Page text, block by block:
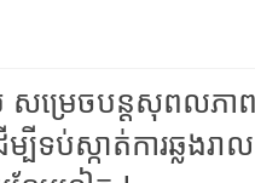
សម្រេចបន្តសុពលភាព
ើម្បីទប់ស្កាត់ការឆ្លង